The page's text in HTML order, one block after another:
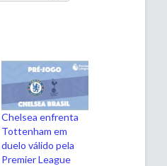
Chelsea enfrenta
Tottenham em
duelo válido pela
Premier League